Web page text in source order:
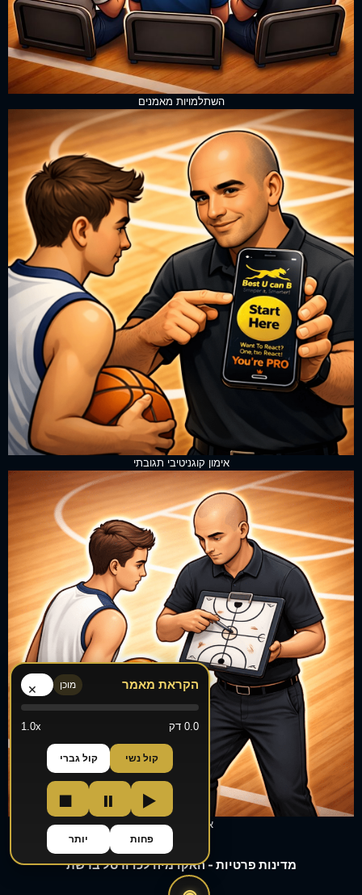
הקראת מאמר מוכן ×
0.0 דק 1.0x
קול נשי קול גברי
▶
⏸
■
פחות יותר
השתלמויות מאמנים
אימון קוגניטיבי תגובתי
אימונים אישיים
מדינות פרטיות - האקדמיה לכדורסל ברשת